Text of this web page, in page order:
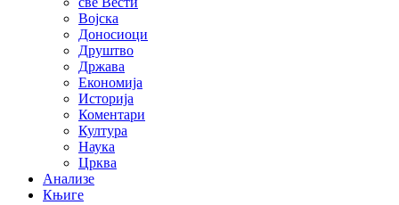
Војска
Доносиоци
Друштво
Држава
Економија
Историја
Коментари
Култура
Наука
Црква
Анализе
Књиге